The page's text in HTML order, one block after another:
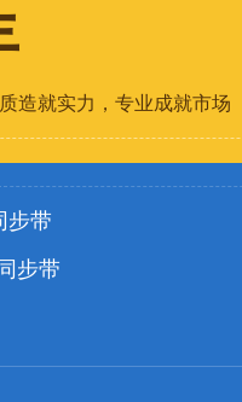
造就实力，专业成就市场
步带
步带